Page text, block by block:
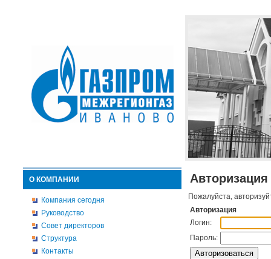
О КОМПАНИИ
Компания сегодня
Руководство
Совет директоров
Структура
Контакты
Авторизация
Пожалуйста,
Авторизация
Логин:
Пароль: